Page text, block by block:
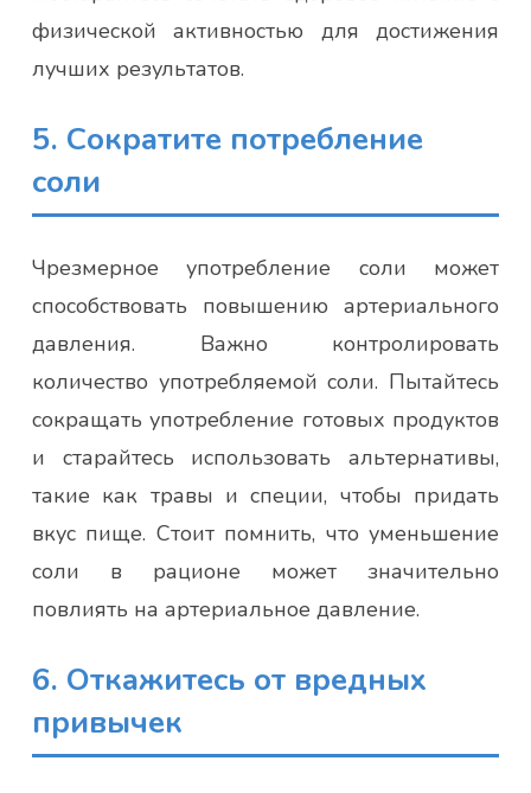
физической активностью для достижения
лучших результатов.
5. Сократите потребление
соли
Чрезмерное употребление соли может
способствовать повышению артериального
давления. Важно контролировать
количество употребляемой соли. Пытайтесь
сокращать употребление готовых продуктов
и старайтесь использовать альтернативы,
такие как травы и специи, чтобы придать
вкус пище. Стоит помнить, что уменьшение
соли в рационе может значительно
повлиять на артериальное давление.
6. Откажитесь от вредных
привычек